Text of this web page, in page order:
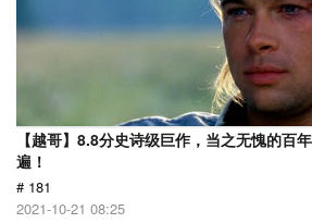
【越哥】8.8分史诗级巨作，当之无愧的百
遍！
# 181
2021-10-21 08:25